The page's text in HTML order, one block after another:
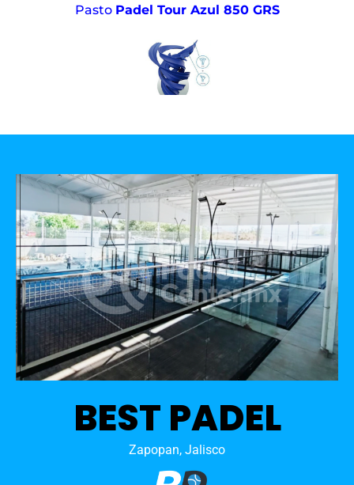
Pasto Padel Tour Azul 850 GRS
BEST PADEL
Zapopan, Jalisco